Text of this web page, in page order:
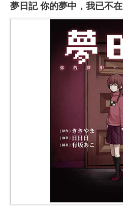
夢日記 你的夢中，我已不在